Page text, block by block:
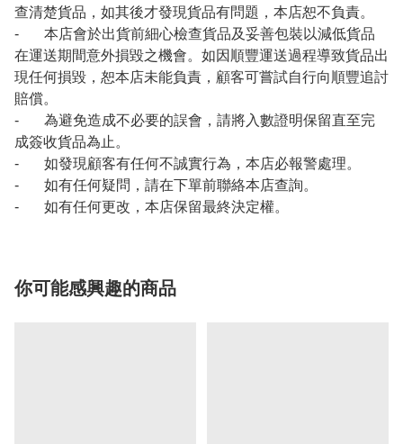
查清楚貨品，如其後才發現貨品有問題，本店恕不負責。
- 本店會於出貨前細心檢查貨品及妥善包裝以減低貨品
在運送期間意外損毀之機會。如因順豐運送過程導致貨品出
現任何損毀，恕本店未能負責，顧客可嘗試自行向順豐追討
賠償。
- 為避免造成不必要的誤會，請將入數證明保留直至完
成簽收貨品為止。
- 如發現顧客有任何不誠實行為，本店必報警處理。
- 如有任何疑問，請在下單前聯絡本店查詢。
- 如有任何更改，本店保留最終決定權。
你可能感興趣的商品